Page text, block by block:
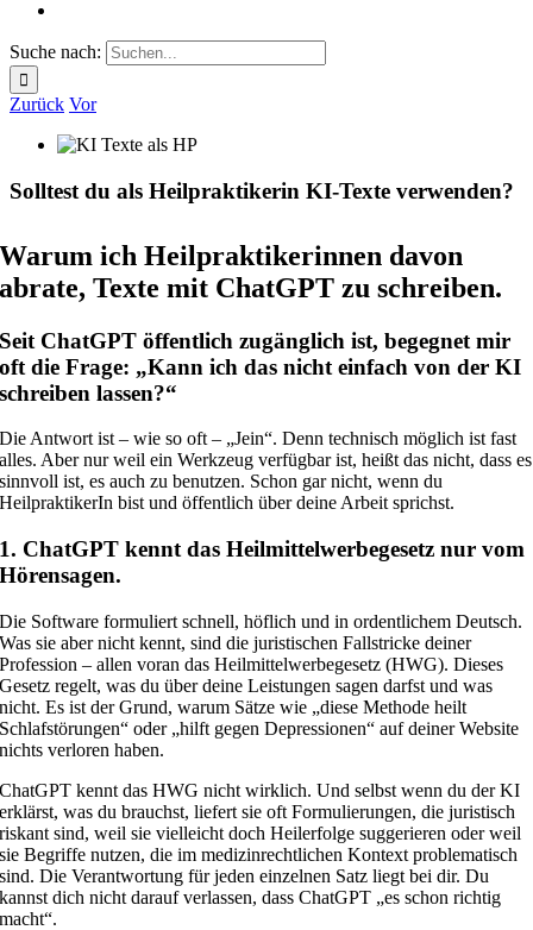
Suche nach:
Zurück Vor
Solltest du als Heilpraktikerin KI-Texte verwenden?
Warum ich Heilpraktikerinnen davon
abrate, Texte mit ChatGPT zu schreiben.
Seit ChatGPT öffentlich zugänglich ist, begegnet mir
oft die Frage: „Kann ich das nicht einfach von der KI
schreiben lassen?“
Die Antwort ist – wie so oft – „Jein“. Denn technisch möglich ist fast
alles. Aber nur weil ein Werkzeug verfügbar ist, heißt das nicht, dass es
sinnvoll ist, es auch zu benutzen. Schon gar nicht, wenn du
HeilpraktikerIn bist und öffentlich über deine Arbeit sprichst.
1. ChatGPT kennt das Heilmittelwerbegesetz nur vom
Hörensagen.
Die Software formuliert schnell, höflich und in ordentlichem Deutsch.
Was sie aber nicht kennt, sind die juristischen Fallstricke deiner
Profession – allen voran das Heilmittelwerbegesetz (HWG). Dieses
Gesetz regelt, was du über deine Leistungen sagen darfst und was
nicht. Es ist der Grund, warum Sätze wie „diese Methode heilt
Schlafstörungen“ oder „hilft gegen Depressionen“ auf deiner Website
nichts verloren haben.
ChatGPT kennt das HWG nicht wirklich. Und selbst wenn du der KI
erklärst, was du brauchst, liefert sie oft Formulierungen, die juristisch
riskant sind, weil sie vielleicht doch Heilerfolge suggerieren oder weil
sie Begriffe nutzen, die im medizinrechtlichen Kontext problematisch
sind. Die Verantwortung für jeden einzelnen Satz liegt bei dir. Du
kannst dich nicht darauf verlassen, dass ChatGPT „es schon richtig
macht“.